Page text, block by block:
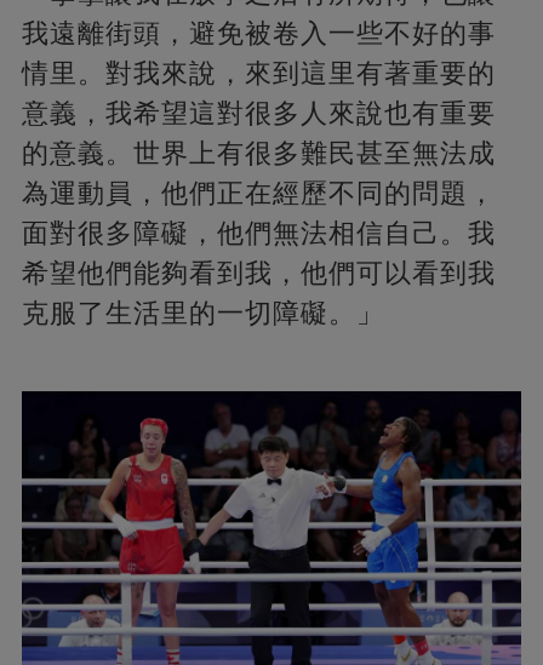
我遠離街頭，避免被卷入一些不好的事
情里。對我來說，來到這里有著重要的
意義，我希望這對很多人來說也有重要
的意義。世界上有很多難民甚至無法成
為運動員，他們正在經歷不同的問題，
面對很多障礙，他們無法相信自己。我
希望他們能夠看到我，他們可以看到我
克服了生活里的一切障礙。」